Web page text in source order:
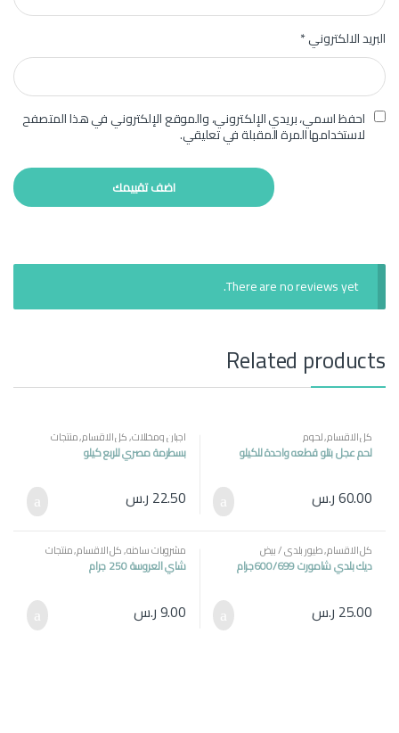
البريد الالكتروني*
احفظ اسمي، بريدي الإلكتروني، والموقع الإلكتروني في هذا المتصفح
لاستخدامها المرة المقبلة في تعليقي.
There are no reviews yet.
Related products
كل الاقسام,لحوم
لحم عجل بتلو قطعه واحدة للكيلو
60.00ر.س
اجبان ومخللات,كل الاقسام,منتجات
مصرية
بسطرمة مصري للربع كيلو
22.50 ر.س
كل الاقسام,طيور بلدي / بيض
ديك بلدي شامورت 600/699جرام
25.00 ر.س
مشروبات ساخنه,كل الاقسام,منتجات
مصرية
شاي العروسة 250 جرام
9.00ر.س